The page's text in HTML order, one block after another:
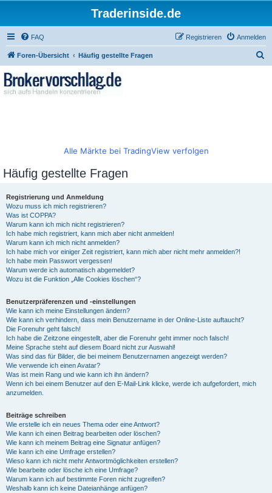
Traderinside.de
FAQ Anmelden
Registrieren
Foren-Übersicht Häufig gestellte Fragen
Alle Märkte bei TradingView verfolgen
Häufig gestellte Fragen
Registrierung und Anmeldung
Wozu muss ich mich registrieren?
Was ist COPPA?
Warum kann ich mich nicht registrieren?
Ich habe mich registriert, kann mich aber nicht anmelden!
Warum kann ich mich nicht anmelden?
Ich habe mich vor einiger Zeit registriert, kann mich aber nicht mehr anmelden?!
Ich habe mein Passwort vergessen!
Warum werde ich automatisch abgemeldet?
Wozu ist die Funktion „Alle Cookies löschen“?
Benutzerpräferenzen und -einstellungen
Wie kann ich meine Einstellungen ändern?
Wie kann ich verhindern, dass mein Benutzername in der Online-Liste auftaucht?
Die Forenuhr geht falsch!
Ich habe die Zeitzone eingestellt, aber die Forenuhr geht immer noch falsch!
Meine Sprache steht auf diesem Board nicht zur Auswahl!
Was sind das für Bilder, die bei meinem Benutzernamen angezeigt werden?
Wie verwende ich einen Avatar?
Was ist mein Rang und wie kann ich ihn ändern?
Wenn ich bei einem Benutzer auf den E-Mail-Link klicke, werde ich aufgefordert, mich
anzumelden.
Beiträge schreiben
Wie erstelle ich ein neues Thema oder eine Antwort?
Wie kann ich einen Beitrag bearbeiten oder löschen?
Wie kann ich meinem Beitrag eine Signatur anfügen?
Wie kann ich eine Umfrage erstellen?
Wieso kann ich nicht mehr Antwortmöglichkeiten erstellen?
Wie bearbeite oder lösche ich eine Umfrage?
Warum kann ich auf bestimmte Foren nicht zugreifen?
Weshalb kann ich keine Dateianhänge anfügen?